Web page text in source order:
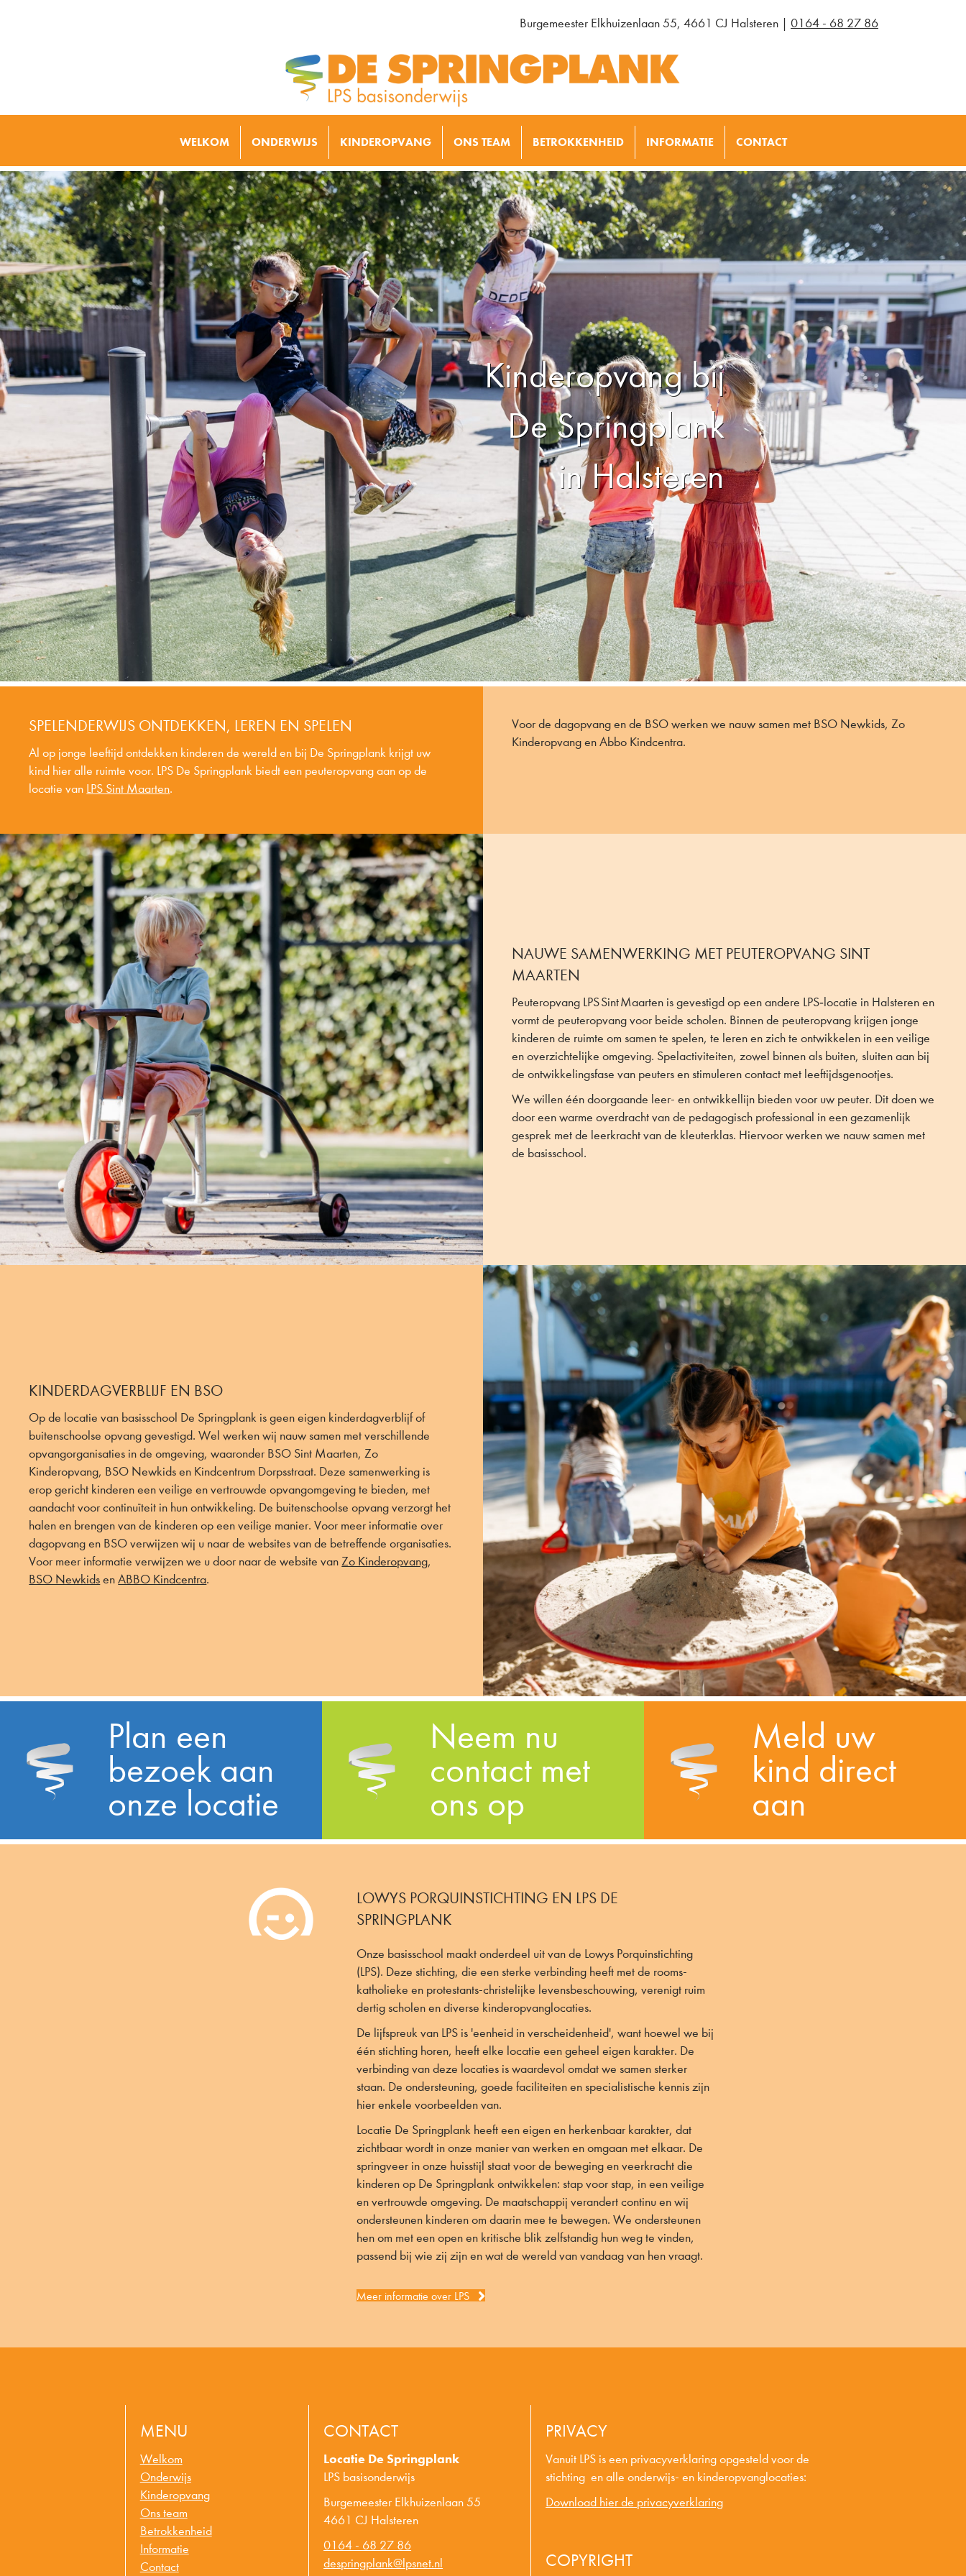
Burgemeester Elkhuizenlaan 55, 4661 CJ Halsteren | 0164 - 68 27 86
WELKOM ONDERWIJS KINDEROPVANG ONS TEAM BETROKKENHEID INFORMATIE CONTACT
Kinderopvang bij
De Springplank
in Halsteren
SPELENDERWIJS ONTDEKKEN, LEREN EN SPELEN
Al op jonge leeftijd ontdekken kinderen de wereld en bij De Springplank krijgt uw
kind hier alle ruimte voor. LPS De Springplank biedt een peuteropvang aan op de
locatie van LPS Sint Maarten.
Voor de dagopvang en de BSO werken we nauw samen met BSO Newkids, Zo
Kinderopvang en Abbo Kindcentra.
NAUWE SAMENWERKING MET PEUTEROPVANG SINT
MAARTEN
Peuteropvang LPS Sint Maarten is gevestigd op een andere LPS‑locatie in Halsteren en
vormt de peuteropvang voor beide scholen. Binnen de peuteropvang krijgen jonge
kinderen de ruimte om samen te spelen, te leren en zich te ontwikkelen in een veilige
en overzichtelijke omgeving. Spelactiviteiten, zowel binnen als buiten, sluiten aan bij
de ontwikkelingsfase van peuters en stimuleren contact met leeftijdsgenootjes.
We willen één doorgaande leer- en ontwikkellijn bieden voor uw peuter. Dit doen we
door een warme overdracht van de pedagogisch professional in een gezamenlijk
gesprek met de leerkracht van de kleuterklas. Hiervoor werken we nauw samen met
de basisschool.
KINDERDAGVERBLIJF EN BSO
Op de locatie van basisschool De Springplank is geen eigen kinderdagverblijf of
buitenschoolse opvang gevestigd. Wel werken wij nauw samen met verschillende
opvangorganisaties in de omgeving, waaronder BSO Sint Maarten, Zo
Kinderopvang, BSO Newkids en Kindcentrum Dorpsstraat. Deze samenwerking is
erop gericht kinderen een veilige en vertrouwde opvangomgeving te bieden, met
aandacht voor continuïteit in hun ontwikkeling. De buitenschoolse opvang verzorgt het
halen en brengen van de kinderen op een veilige manier. Voor meer informatie over
dagopvang en BSO verwijzen wij u naar de websites van de betreffende organisaties.
Voor meer informatie verwijzen we u door naar de website vanZo Kinderopvang,
BSO NewkidsenABBO Kindcentra.
Plan een
bezoek aan
onze locatie
Neem nu
contact met
ons op
Meld uw
kind direct
aan
LOWYS PORQUINSTICHTING EN LPS DE
SPRINGPLANK
Onze basisschool maakt onderdeel uit van de Lowys Porquinstichting
(LPS). Deze stichting, die een sterke verbinding heeft met de rooms-
katholieke en protestants-christelijke levensbeschouwing, verenigt ruim
dertig scholen en diverse kinderopvanglocaties.
De lijfspreuk van LPS is 'eenheid in verscheidenheid', want hoewel we bij
één stichting horen, heeft elke locatie een geheel eigen karakter. De
verbinding van deze locaties is waardevol omdat we samen sterker
staan. De ondersteuning, goede faciliteiten en specialistische kennis zijn
hier enkele voorbeelden van.
Locatie De Springplank heeft een eigen en herkenbaar karakter, dat
zichtbaar wordt in onze manier van werken en omgaan met elkaar. De
springveer in onze huisstijl staat voor de beweging en veerkracht die
kinderen op De Springplank ontwikkelen: stap voor stap, in een veilige
en vertrouwde omgeving. De maatschappij verandert continu en wij
ondersteunen kinderen om daarin mee te bewegen. We ondersteunen
hen om met een open en kritische blik zelfstandig hun weg te vinden,
passend bij wie zij zijn en wat de wereld van vandaag van hen vraagt.
Meer informatie over LPS
MENU
Welkom
Onderwijs
Kinderopvang
Ons team
Betrokkenheid
Informatie
Contact
CONTACT
Locatie De Springplank
LPS basisonderwijs
Burgemeester Elkhuizenlaan 55
4661 CJ Halsteren
0164 - 68 27 86
despringplank@lpsnet.nl
PRIVACY
Vanuit LPS is een privacyverklaring opgesteld voor de
stichting en alle onderwijs- en kinderopvanglocaties:
Download hier de privacyverklaring
COPYRIGHT